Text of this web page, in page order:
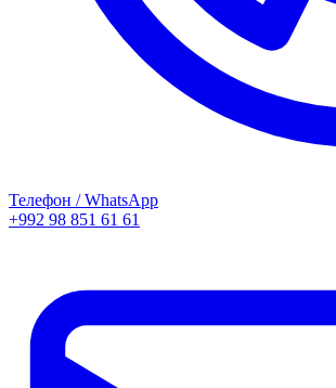
Телефон / WhatsApp
+992 98 851 61 61